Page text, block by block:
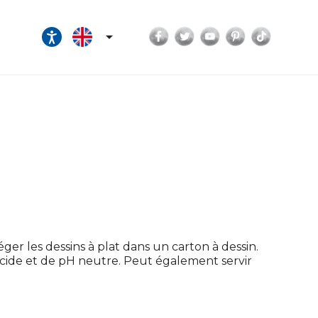
 Facebook
TwitterYouTubePinterest
les dessins à plat dans un carton à dessin.
et de pH neutre. Peut également servir